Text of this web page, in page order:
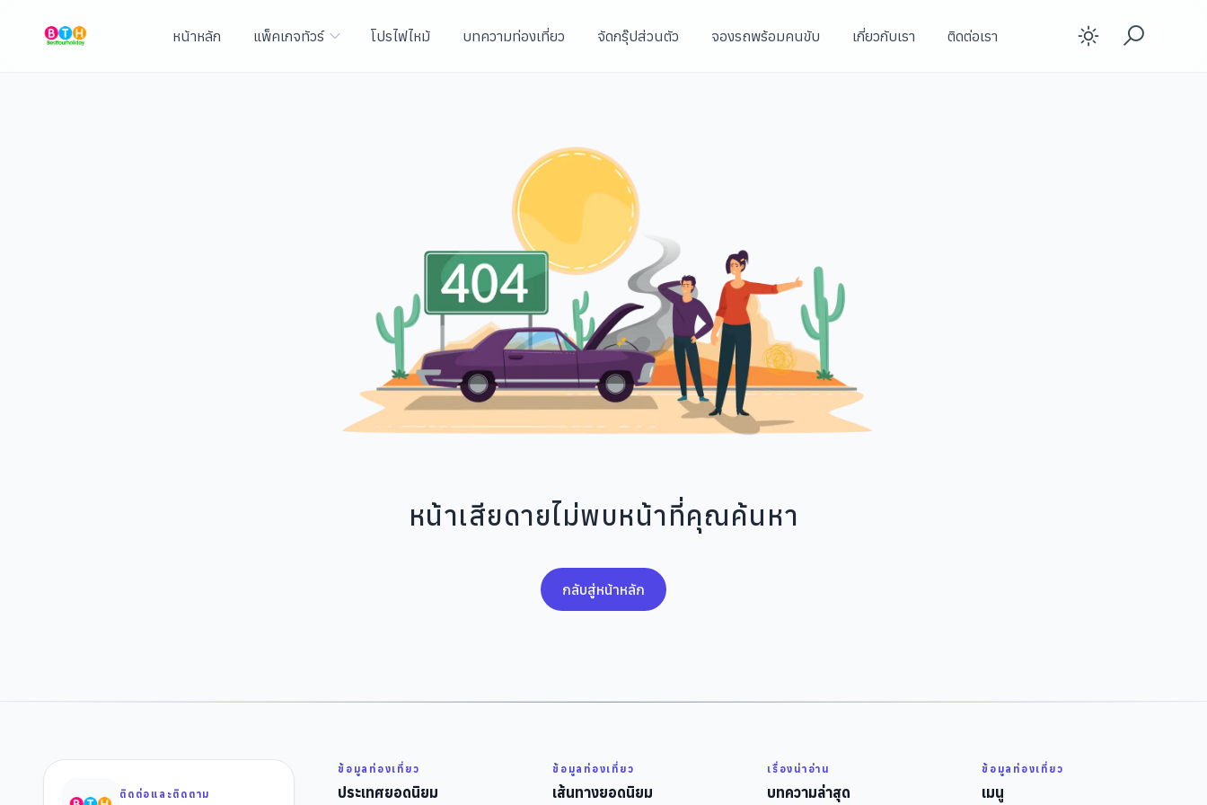
หน้าหลัก แพ็คเกจทัวร์ โปรไฟไหม้ บทความท่องเที่ยว จัดกรุ๊ปส่วนตัว จองรถพร้อมคนขับ เกี่ยวกับเรา ติดต่อเรา Enable
หน้าเสียดายไม่พบหน้าที่คุณค้นหา
กลับสู่หน้าหลัก
ติดต่อและติดตาม
ข้อมูลท่องเที่ยว
ประเทศยอดนิยม
ข้อมูลท่องเที่ยว
เส้นทางยอดนิยม
เรื่องน่าอ่าน
บทความล่าสุด
ข้อมูลท่องเที่ยว
เมนู